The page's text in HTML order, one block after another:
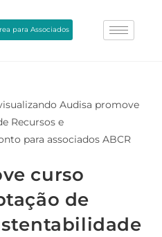
para Associados
curso
de